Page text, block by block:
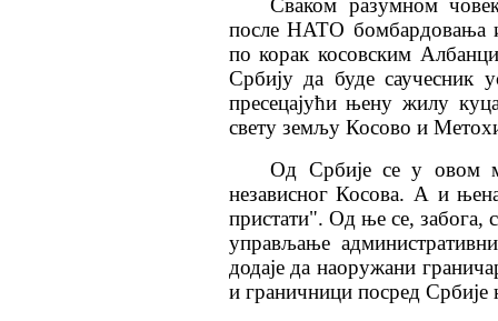
Сваком разумном
после НАТО бомбардовања
по корак косовским
Србију да буде саучесник
пресецајући њену жилу
свету земљу Косово и
Од Србије се у овом
независног Косова. А и
пристати". Од ње се, забога,
управљање
додаје да наоружани
и граничници посред Србије